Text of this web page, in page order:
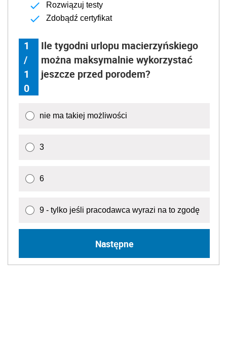
Rozwiązuj testy
Zdobądź certyfikat
1
/
1
0
Ile tygodni urlopu macierzyńskiego
można maksymalnie wykorzystać
jeszcze przed porodem?
nie ma takiej możliwości
3
6
9 - tylko jeśli pracodawca wyrazi na to zgodę
Następne